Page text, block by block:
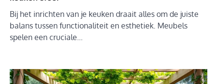
Bij het inrichten van je keuken draait alles om de juiste
balans tussen functionaliteit en esthetiek. Meubels
spelen een cruciale…